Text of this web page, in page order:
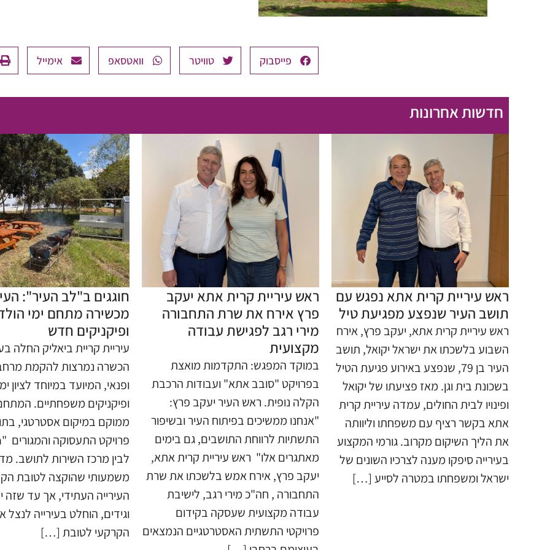
פייסבוק טוויטר וואטסאפ אימייל
חדשות אחרונות
ראש עיריית קרית אתא נפגש עם
תושב העיר שנפצע מפגיעת טיל
​ראש עיריית קרית אתא, יעקב פרץ, אירח
השבוע בלשכתו את ישראל יקואל, תושב
העיר בן 79, שנפצע באירוע פגיעת הטיל
בשכונת בית וגן. ​מאז פציעתו של יקואל
ופינויו לבית החולים, עמדה עיריית קרית
אתא בקשר רציף עם משפחתו וליוותה
את הליך השיקום מקרוב. גורמי המקצוע
בעירייה סיפקו מענה לצרכיו השונים של
ישראל ומשפחתו במטרה לסייע […]
ראש עיריית קרית אתא יעקב
פרץ אירח את שרת התחבורה
מירי רגב לפגישת עבודה
מקצועית
​במוקד המפגש: התקדמות מואצת
בפרויקט "סובב אתא" ועבודות הרכבת
הקלה נופית. ראש העיר יעקב פרץ:
"אנחנו ממשיכים בפיתוח העיר ובשיפור
התשתיות לרווחת התושבים, גם בימים
מאתגרים אלו" ​ ראש עיריית קרית אתא,
יעקב פרץ, אירח אמש בלשכתו את שרת
התחבורה , חה"כ מירי רגב, לישיבת
עבודה מקצועית שעסקה בקידום
פרויקטי התשתית האסטרטגיים הנמצאים
חוגגים ב"לב העיר":
מכשירה מתחם ימי
ופיקניקים חדש
עיריית קריית ביאליק החלה
הכשרה נמרצות להקמת
ופנאי, המיועד במיוחד לציון
ופיקניקים משפחתיים.
ממוקם במיקום אסטרטגי,
לבין מרכז השירות לתושב.
משמעותי שהוקצה לטובת
העירייה העתידי, אך עד שזה
וגידים, הוחלט בעירייה
הקרקעי לטובת […]